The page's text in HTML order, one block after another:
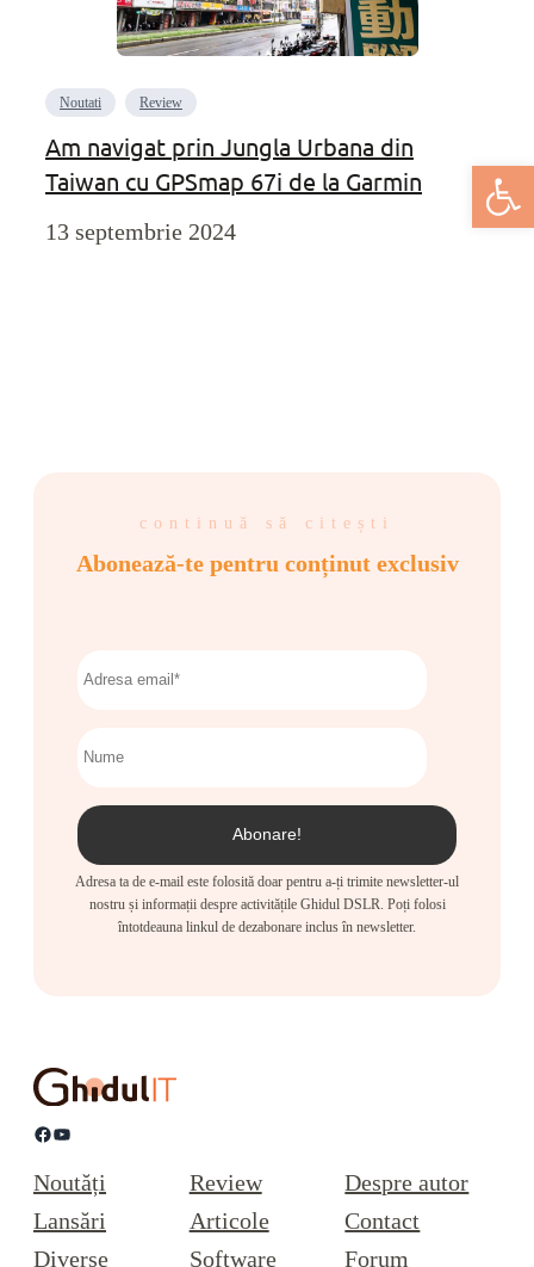
Deschide
Noutati Review
Am navigat prin Jungla Urbana din
Taiwan cu GPSmap 67i de la Garmin
13 septembrie 2024
continuă să citești
Abonează-te pentru conținut exclusiv
Adresa ta de e-mail este folosită doar pentru a-ți trimite newsletter-ul
nostru și informații despre activitățile Ghidul DSLR. Poți folosi
întotdeauna linkul de dezabonare inclus în newsletter.
Facebook YouTube
Noutăți
Lansări
Diverse
Review
Articole
Software
Despre autor
Contact
Forum